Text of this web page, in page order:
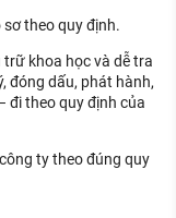
theo quy định.
khoa học và dễ tra
đóng dấu, phát hành,
đi theo quy định của
ty theo đúng quy